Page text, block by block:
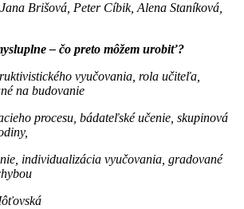
Brišová, Peter Cíbik, Alena Staníková,
– čo preto môžem urobiť?
vyučovania, rola učiteľa,
na budovanie
procesu, bádateľské učenie, skupinová
individualizácia vyučovania, gradované